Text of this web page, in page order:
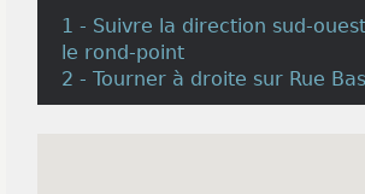
1 - Suivre la direction sud-
le rond-point
2 - Tourner à droite sur Rue